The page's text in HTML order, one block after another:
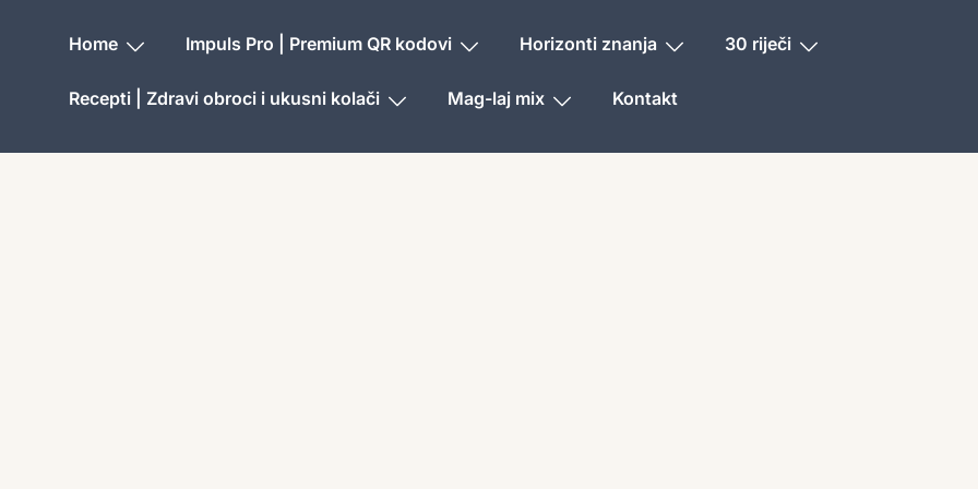
Home Impuls Pro | Premium QR kodovi Horizonti znanja 30 riječi
Recepti | Zdravi obroci i ukusni kolači Mag-laj mix Kontakt